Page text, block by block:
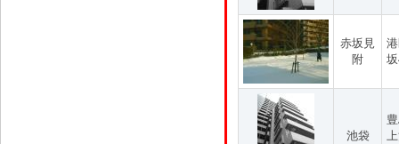
赤坂見
附
池袋